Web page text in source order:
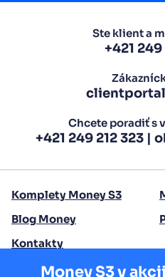
Money S3 v
Ste klient a
+421
Chcete poradiť s
+421 249 212 323|
Komplety Money S3
Blog Money
Kontakty
Copyright 2026 Seyfor Slovensko,